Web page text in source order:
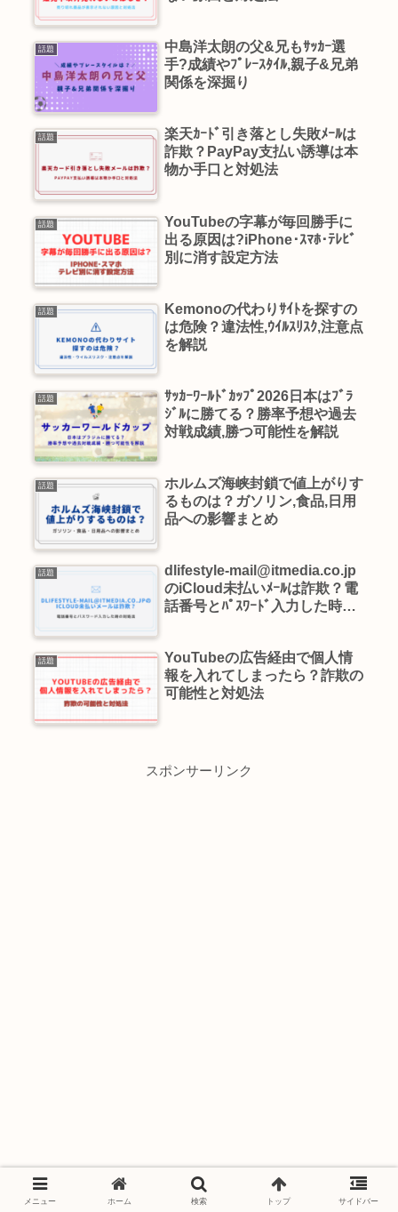
話題
中島洋太朗の父&兄もｻｯｶｰ選
手?成績やﾌﾟﾚｰｽﾀｲﾙ,親子&兄弟
関係を深掘り
話題
楽天ｶｰﾄﾞ引き落とし失敗ﾒｰﾙは
詐欺？PayPay支払い誘導は本
物か手口と対処法
話題
YouTubeの字幕が毎回勝手に
出る原因は?iPhone･ｽﾏﾎ･ﾃﾚﾋﾞ
別に消す設定方法
話題
Kemonoの代わりｻｲﾄを探すの
は危険？違法性,ｳｲﾙｽﾘｽｸ,注意点
を解説
話題
ｻｯｶｰﾜｰﾙﾄﾞｶｯﾌﾟ2026日本はﾌﾞﾗ
ｼﾞﾙに勝てる？勝率予想や過去
対戦成績,勝つ可能性を解説
話題
ホルムズ海峡封鎖で値上がりす
るものは？ガソリン,食品,日用
品への影響まとめ
話題
dlifestyle-mail@itmedia.co.jp
のiCloud未払いﾒｰﾙは詐欺？電
話番号とﾊﾟｽﾜｰﾄﾞ入力した時の
話題
YouTubeの広告経由で個人情
報を入れてしまったら？詐欺の
可能性と対処法
スポンサーリンク
メニュー ホーム 検索 トップ サイドバー